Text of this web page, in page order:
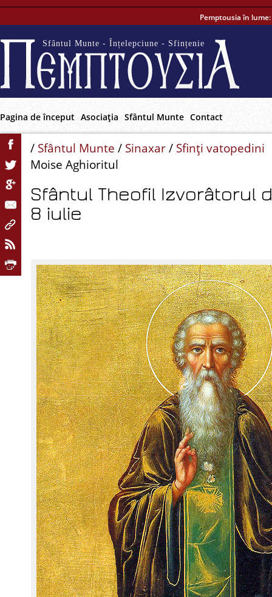
Pemptousia în lume:
Sfântul Munte - Înțelepciune - Sfințenie
Pagina de început Asociaţia Sfântul Munte Contact
/ Sfântul Munte / Sinaxar/ Sfinţi vatopedini
Moise Aghioritul
Sfântul Theofil Izvorâtorul
8 iulie